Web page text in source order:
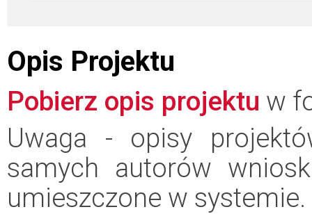
Opis Projektu
Pobierz opis projektu w
Uwaga - opisy
samych autorów
umieszczone w systemie.